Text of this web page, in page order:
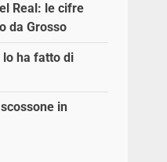
Real: le cifre
da Grosso
ha fatto di
in